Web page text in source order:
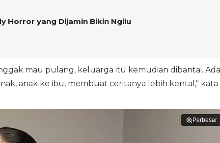
Horror yang Dijamin Bikin Ngilu
mau pulang, keluarga itu kemudian dibantai. Ada
anak ke ibu, membuat ceritanya lebih kental," kata
Perbesar